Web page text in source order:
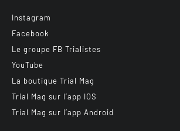
Instagram
Facebook
Le groupe FB Trialistes
YouTube
La boutique Trial Mag
Trial Mag sur l’app IOS
Trial Mag sur l’app Android